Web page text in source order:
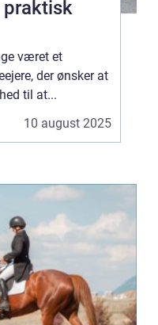
praktisk
været et
der ønsker at
til at...
10 august 2025